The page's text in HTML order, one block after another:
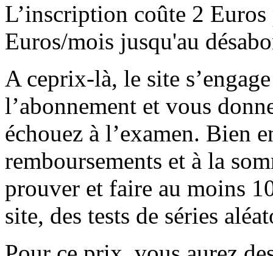
L’inscription coûte 2
Euros/mois jusqu'au
A ceprix-là, le site
l’abonnement et vous
échouez à l’examen. Bien
remboursements et à la
prouver et faire au moins
site, des tests de séries